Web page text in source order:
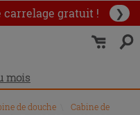
carrelage gratuit ! ❯
mois
de douche
Cabine de